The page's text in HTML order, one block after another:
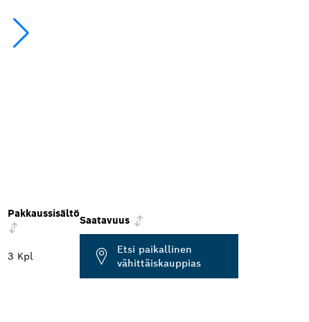
Pakkaussisältö
Saatavuus
3 Kpl
Etsi paikallinen
vähittäiskauppias